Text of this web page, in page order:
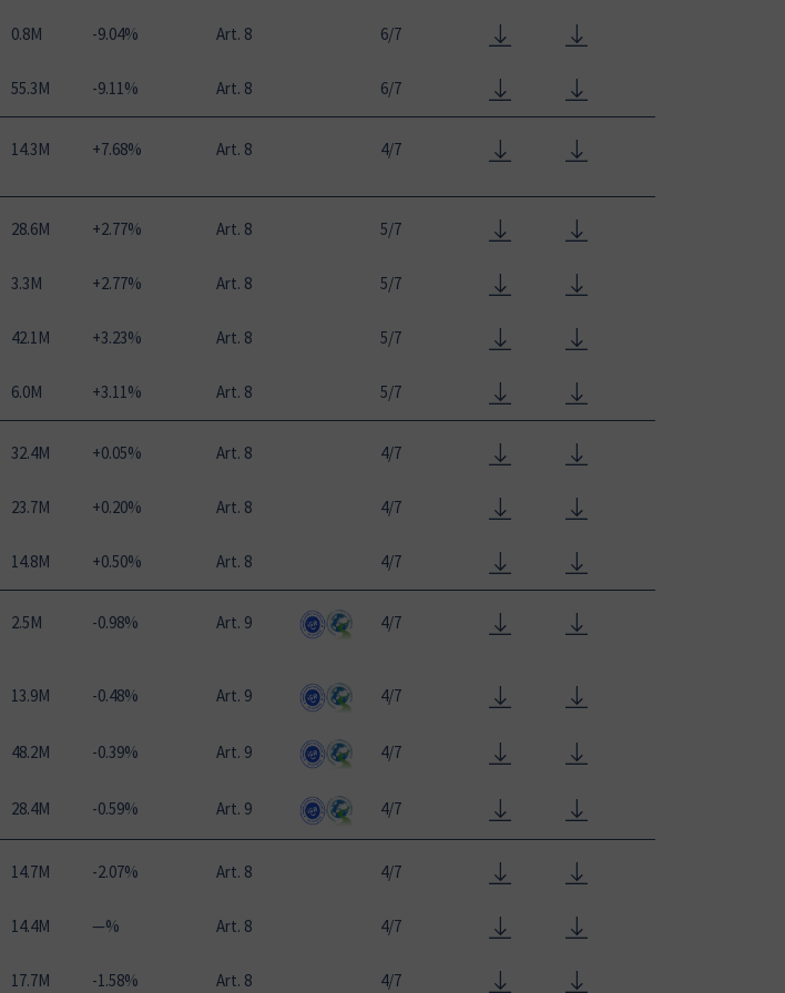
0.8M -9.04% Art. 8 6/7
55.3M -9.11% Art. 8 6/7
14.3M +7.68% Art. 8 4/7
28.6M +2.77% Art. 8 5/7
3.3M +2.77% Art. 8 5/7
42.1M +3.23% Art. 8 5/7
6.0M +3.11% Art. 8 5/7
32.4M +0.05% Art. 8 4/7
23.7M +0.20% Art. 8 4/7
14.8M +0.50% Art. 8 4/7
2.5M -0.98% Art. 9 4/7
13.9M -0.48% Art. 9 4/7
48.2M -0.39% Art. 9 4/7
28.4M -0.59% Art. 9 4/7
14.7M -2.07% Art. 8 4/7
14.4M —% Art. 8 4/7
17.7M -1.58% Art. 8 4/7